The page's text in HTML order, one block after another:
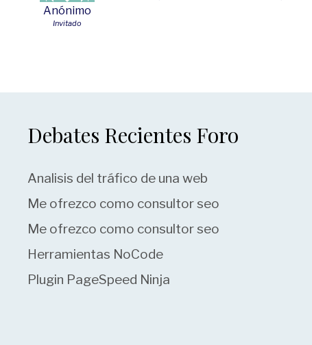
Anónimo
Invitado
Debates Recientes Foro
Analisis del tráfico de una web
Me ofrezco como consultor seo
Me ofrezco como consultor seo
Herramientas NoCode
Plugin PageSpeed Ninja